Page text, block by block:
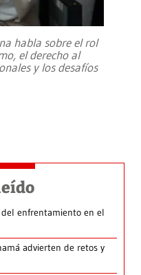
habla sobre el rol
el derecho al
y los desafíos
del enfrentamiento en el
advierten de retos y